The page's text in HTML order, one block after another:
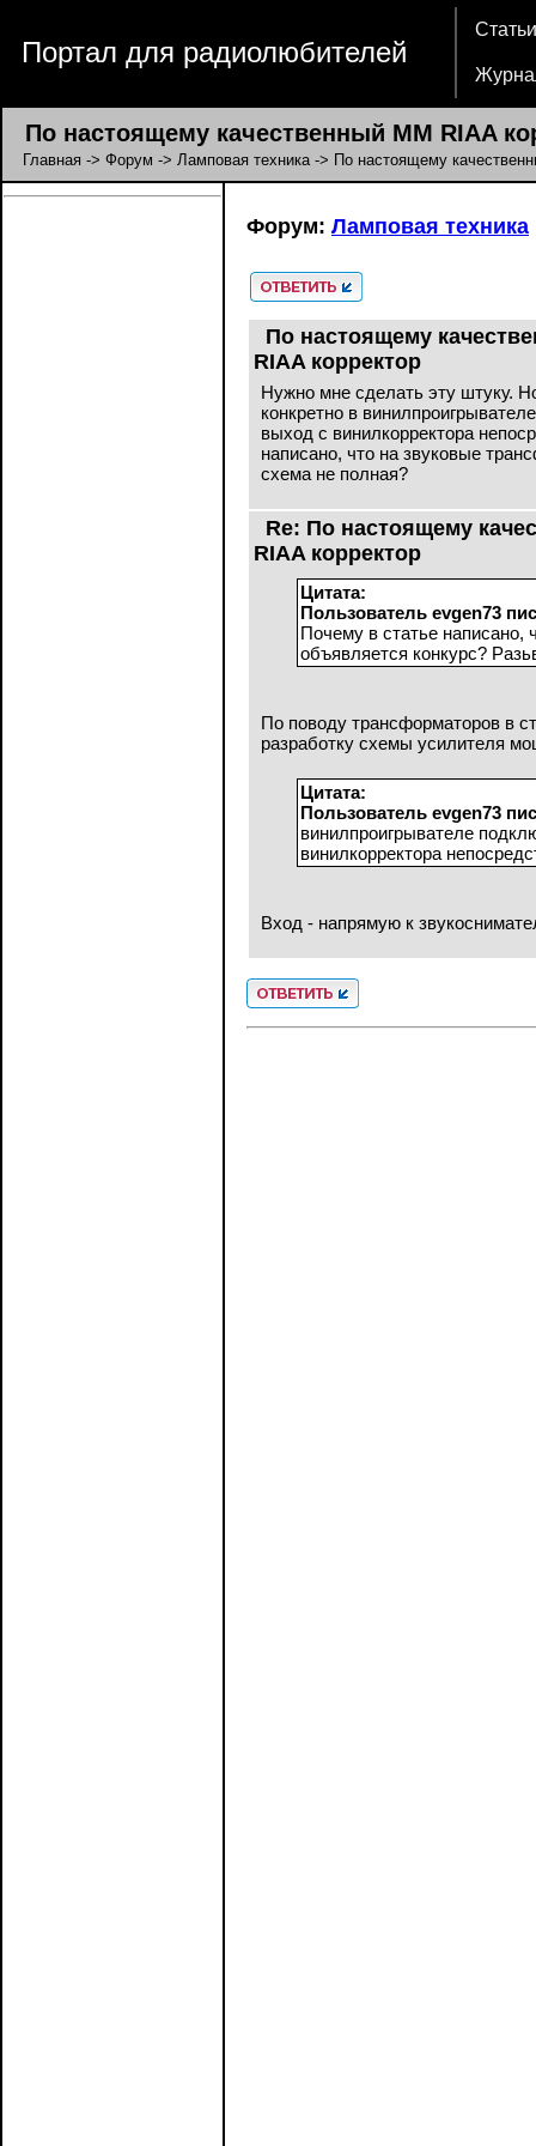
Портал для радиолюбителей
Статьи
По настоящему качественный MM RIAA
Главная -> Форум -> Ламповая техника-> По настоящему
Форум: Ламповая техника
По настоящему
RIAA корректор
Нужно мне сделать эту штуку.
конкретно в
выход с винилкорректора
написано, что на звуковые
схема не полная?
Re: По настоящему
RIAA корректор
Цитата:
Пользователь evgen73
Почему в статье написано,
объявляется конкурс?
По поводу трансформаторов в
разработку схемы усилителя
Цитата:
Пользователь evgen73
винилпроигрывателе
винилкорректора
Вход - напрямую к